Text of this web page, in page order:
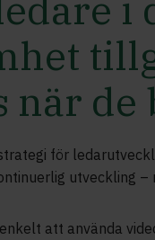
när de
för
utveckling –
att använda